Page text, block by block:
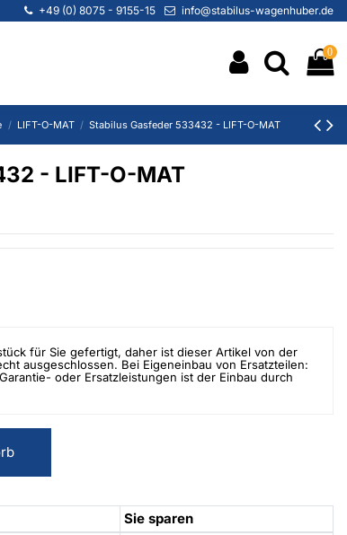
+49 (0) 8075 - 9155-15 info@stabilus-wagenhuber.de
0
LIFT-O-MAT Stabilus Gasfeder 533432 - LIFT-O-MAT
- LIFT-O-MAT
für Sie gefertigt, daher ist dieser Artikel von der
ausgeschlossen. Bei Eigeneinbau von Ersatzteilen:
oder Ersatzleistungen ist der Einbau durch
Sie sparen